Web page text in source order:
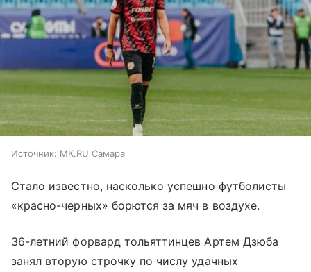
Источник: МК.RU Самара
Стало известно, насколько успешно футболисты
«красно-черных» борются за мяч в воздухе.
36-летний форвард тольяттинцев Артем Дзюба
занял вторую строчку по числу удачных